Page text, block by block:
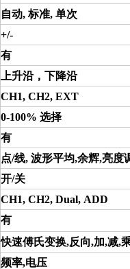
自动, 标准, 单次
+/-
有
上升沿，下降沿
CH1, CH2, EXT
0-100%选择
有
点/线, 波形平均,余辉,亮度
开/关
CH1, CH2, Dual, ADD
有
快速傅氏变换,反向,加,减,
频率,电压